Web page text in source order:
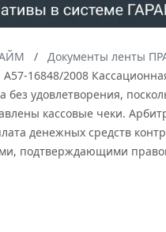
Документы ленты
16848/2008
удовлетворения,
кассовые чеки.
денежных средств
подтверждающими